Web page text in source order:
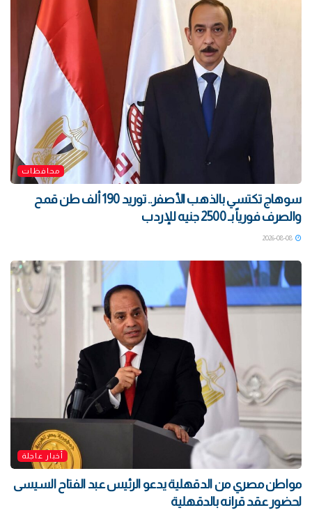
محافظات
سوهاج تكتسي بالذهب الأصفر.. توريد 190 ألف طن قمح
والصرف فورياً بـ 2500 جنيه للإردب
أخبار عاجلة
مواطن مصري من الدقهلية يدعو الرئيس عبد الفتاح السيسى
لحضور عقد قرانه بالدقهلية